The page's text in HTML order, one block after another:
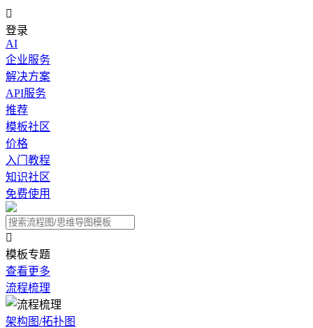

登录
AI
企业服务
解决方案
API服务
推荐
模板社区
价格
入门教程
知识社区
免费使用

模板专题
查看更多
流程梳理
架构图/拓扑图